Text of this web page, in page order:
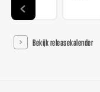
Bekijk releasekalender